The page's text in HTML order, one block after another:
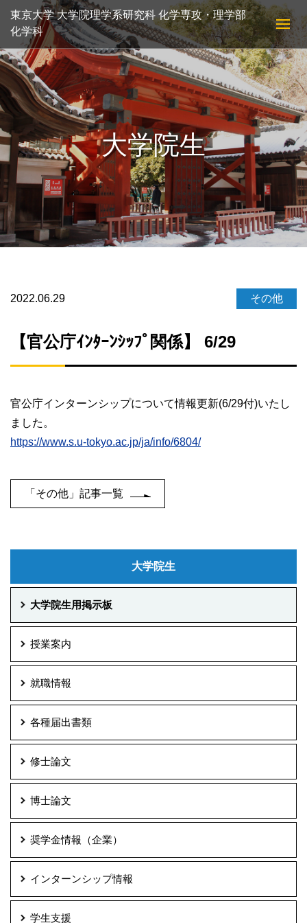
東京大学 大学院理学系研究科 化学専攻・理学部
化学科
大学院生
2022.06.29 その他
【官公庁ｲﾝﾀｰﾝｼｯﾌﾟ関係】 6/29
官公庁インターンシップについて情報更新(6/29付)いたし
ました。
https://www.s.u-tokyo.ac.jp/ja/info/6804/
「その他」記事一覧
大学院生
大学院生用掲示板
授業案内
就職情報
各種届出書類
修士論文
博士論文
奨学金情報（企業）
インターンシップ情報
学生支援